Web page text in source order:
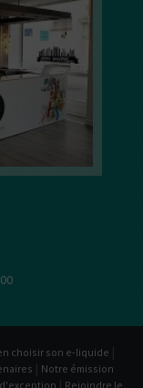
choisir son e-liquide |
| Notre émission
d'exception Rejoindre le